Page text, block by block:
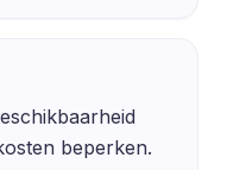
beperken.